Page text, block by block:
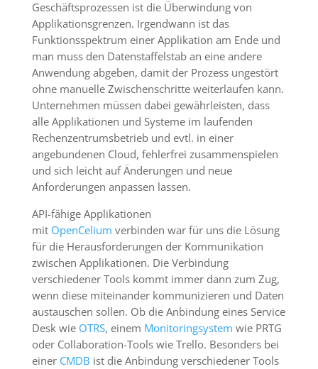
Geschäftsprozessen ist die Überwindung von
Applikationsgrenzen. Irgendwann ist das
Funktionsspektrum einer Applikation am Ende und
man muss den Datenstaffelstab an eine andere
Anwendung abgeben, damit der Prozess ungestört
ohne manuelle Zwischenschritte weiterlaufen kann.
Unternehmen müssen dabei gewährleisten, dass
alle Applikationen und Systeme im laufenden
Rechenzentrumsbetrieb und evtl. in einer
angebundenen Cloud, fehlerfrei zusammenspielen
und sich leicht auf Änderungen und neue
Anforderungen anpassen lassen.
API-fähige Applikationen
mit OpenCelium verbinden war für uns die Lösung
für die Herausforderungen der Kommunikation
zwischen Applikationen. Die Verbindung
verschiedener Tools kommt immer dann zum Zug,
wenn diese miteinander kommunizieren und Daten
austauschen sollen. Ob die Anbindung eines Service
Desk wie OTRS, einem Monitoringsystem wie PRTG
oder Collaboration-Tools wie Trello. Besonders bei
einer CMDB ist die Anbindung verschiedener Tools